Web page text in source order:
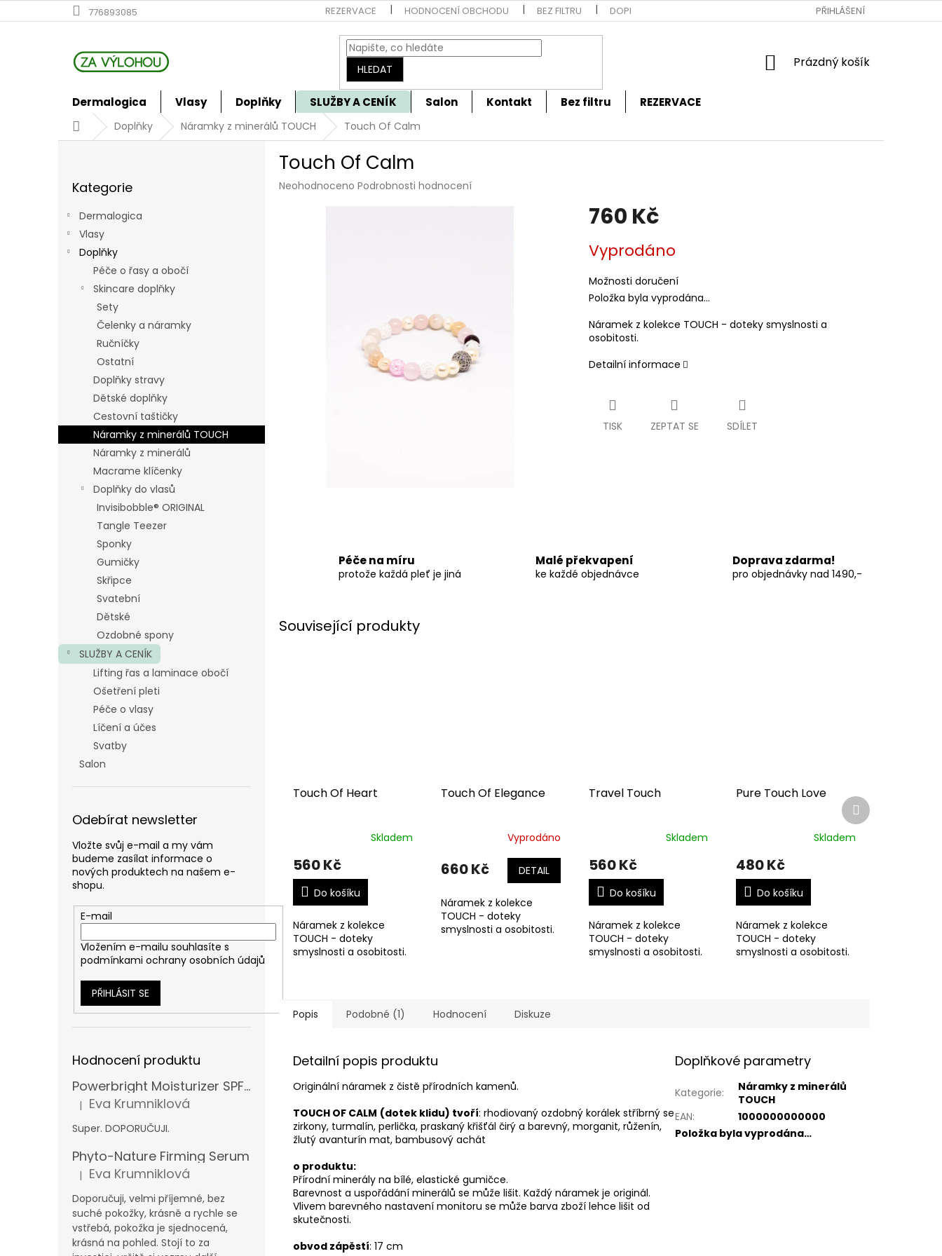
na
776893085 REZERVACE HODNOCENÍ OBCHODU BEZ FILTRU DOPRAVA A PLATBA OBCHODNÍ PODMÍNKY
PŘIHLÁŠENÍ
HLEDAT
NÁKUPNÍ
Prázdný košík
Dermalogica Vlasy Doplňky SLUŽBY A CENÍK Salon Kontakt Bez filtru REZERVACE
DomůDoplňky Náramky z minerálů TOUCH Touch Of Calm
kategorie
Kategorie
Dermalogica
Vlasy
Doplňky
Péče o řasy a obočí
Skincare doplňky
Sety
Čelenky a náramky
Ručníčky
Ostatní
Doplňky stravy
Dětské doplňky
Cestovní taštičky
Náramky z minerálů TOUCH
Náramky z minerálů
Macrame klíčenky
Doplňky do vlasů
Invisibobble® ORIGINAL
Tangle Teezer
Sponky
Gumičky
Skřipce
Svatební
Dětské
Ozdobné spony
SLUŽBY A CENÍK
Lifting řas a laminace obočí
Ošetření pleti
Péče o vlasy
Líčení a účes
Svatby
Salon
Odebírat newsletter
Vložte svůj e-mail a my vám
budeme zasílat informace o
nových produktech na našem e-
shopu.
E-mail
Vložením e-mailu souhlasíte s
podmínkami ochrany osobních údajů
PŘIHLÁSIT SE
Hodnocení produktu
Powerbright Moisturizer SPF 50
Hodnocení produktu je 5 z 5 hvězdiček.
| Eva Krumniklová
Super. DOPORUČUJI.
Phyto-Nature Firming Serum
Hodnocení produktu je 5 z 5 hvězdiček.
| Eva Krumniklová
Doporučuji, velmi příjemné, bez
suché pokožky, krásně a rychle se
vstřebá, pokožka je sjednocená,
krásná na pohled. Stojí to za
Touch Of Calm
Průměrné
Neohodnoceno Podrobnosti hodnocení
760 Kč
cena:
Vyprodáno
Možnosti doručení
Položka byla vyprodána…
Náramek z kolekce TOUCH - doteky smyslnosti a
osobitosti.
Detailní informace
TISK ZEPTAT SE SDÍLET
Péče na míru
protože každá pleť je jiná
Malé překvapení
ke každé objednávce
Doprava zdarma!
pro objednávky nad 1490,-
Související produkty
Touch Of Heart
Skladem
560 Kč
Do košíku
Náramek z kolekce
TOUCH - doteky
smyslnosti a osobitosti.
Touch Of Elegance
Vyprodáno
660 Kč DETAIL
Náramek z kolekce
TOUCH - doteky
smyslnosti a osobitosti.
Travel Touch
Skladem
560 Kč
Do košíku
Náramek z kolekce
TOUCH - doteky
smyslnosti a osobitosti.
Pure Touch Love
Skladem
480 Kč
Do košíku
Náramek z kolekce
TOUCH - doteky
smyslnosti a osobitosti.
Další
produkt
Popis Podobné (1) Hodnocení Diskuze
Detailní popis produktu
Originální náramek z čistě přírodních kamenů.
TOUCH OF CALM (dotek klidu) tvoří: rhodiovaný ozdobný korálek stříbrný se
zirkony, turmalín, perlička, praskaný křišťál čirý a barevný, morganit, růženín,
žlutý avanturín mat, bambusový achát
o produktu:
Přírodní minerály na bílé, elastické gumičce.
Barevnost a uspořádání minerálů se může lišit. Každý náramek je originál.
Vlivem barevného nastavení monitoru se může barva zboží lehce lišit od
skutečnosti.
obvod zápěstí: 17 cm
Doplňkové parametry
Kategorie:
Náramky z minerálů
TOUCH
EAN:
1000000000000
Položka byla vyprodána…